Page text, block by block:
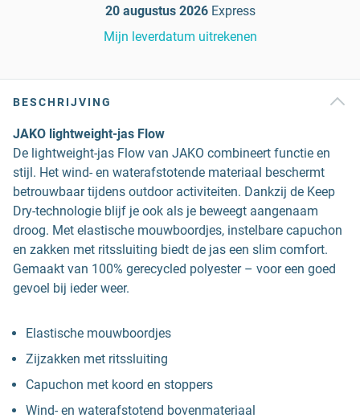
20 augustus 2026 Express
Mijn leverdatum uitrekenen
BESCHRIJVING
JAKO lightweight-jas Flow
De lightweight-jas Flow van JAKO combineert functie en
stijl. Het wind- en waterafstotende materiaal beschermt
betrouwbaar tijdens outdoor activiteiten. Dankzij de Keep
Dry-technologie blijf je ook als je beweegt aangenaam
droog. Met elastische mouwboordjes, instelbare capuchon
en zakken met ritssluiting biedt de jas een slim comfort.
Gemaakt van 100% gerecycled polyester – voor een goed
gevoel bij ieder weer.
Elastische mouwboordjes
Zijzakken met ritssluiting
Capuchon met koord en stoppers
Wind- en waterafstotend bovenmateriaal